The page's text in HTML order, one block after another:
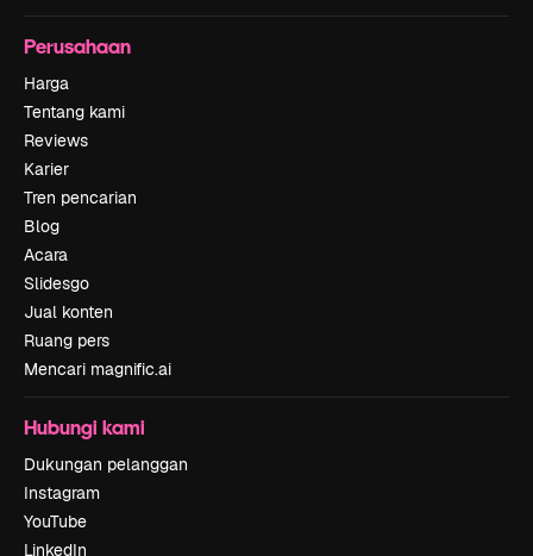
Perusahaan
Harga
Tentang kami
Reviews
Karier
Tren pencarian
Blog
Acara
Slidesgo
Jual konten
Ruang pers
Mencari magnific.ai
Hubungi kami
Dukungan pelanggan
Instagram
YouTube
LinkedIn